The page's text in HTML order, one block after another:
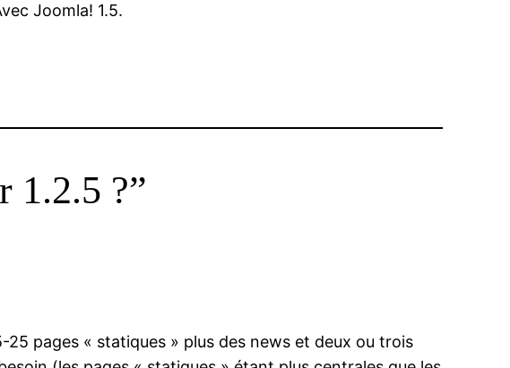
Joomla! 1.5.
1.2.5 ?”
pages « statiques » plus des news et deux ou trois